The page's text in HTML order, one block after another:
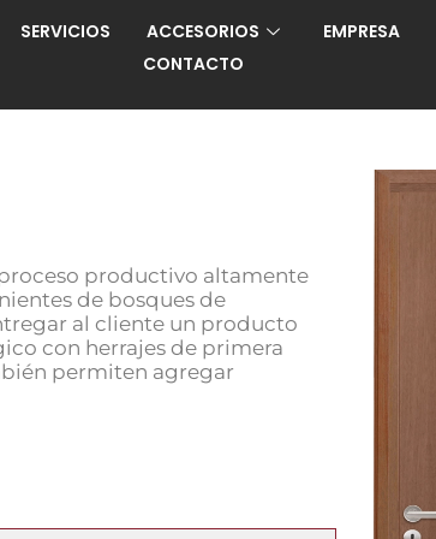
SERVICIOS ACCESORIOS EMPRESA
CONTACTO
productivo altamente
de bosques de
al cliente un producto
con herrajes de primera
permiten agregar